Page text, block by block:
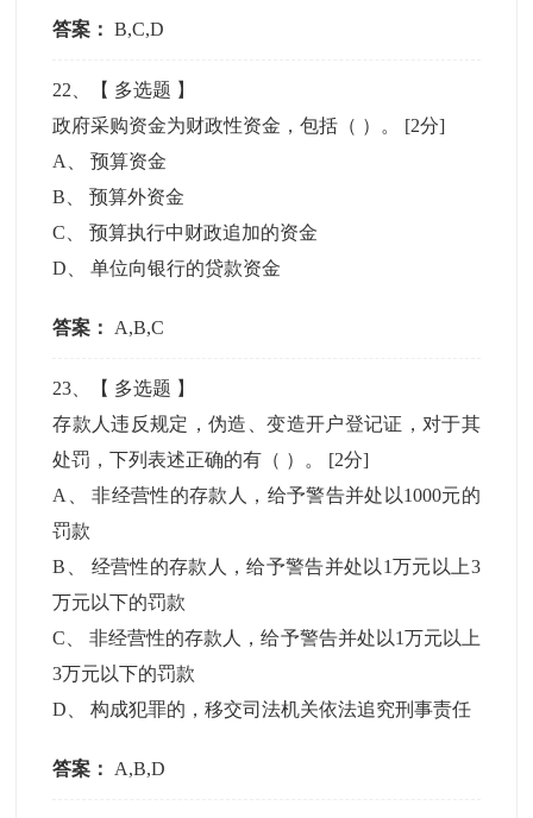
答案： B,C,D
22 、【 多选题 】
政府采购资金为财政性资金，包括（ ）。 [2分]
A
、预算资金
B 、预算外资金
C 、预算执行中财政追加的资金
D 、单位向银行的贷款资金
答案： A,B,C
23 、【 多选题 】
存款人违反规定，伪造、变造开户登记证，对于其
处罚，下列表述正确的有（ ）。 [2分]
A
、非经营性的存款人，给予警告并处以1000元的
罚款
B
经营性的存款人，给予警告并处以1万元以上3
万元以下的罚款
C 、非经营性的存款人，给予警告并处以1万元以上
3万元以下的罚款
D 、构成犯罪的，移交司法机关依法追究刑事责任
答案： A,B,D